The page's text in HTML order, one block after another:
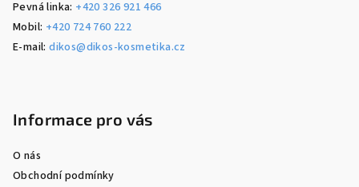
Pevná linka: +420 326 921 466
Mobil: +420 724 760 222
E-mail:dikos@dikos-kosmetika.cz
Informace pro vás
O nás
Obchodní podmínky